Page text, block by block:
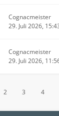
Cognacmeister
29. Juli 2026,
Cognacmeister
29. Juli 2026,
2 3 4